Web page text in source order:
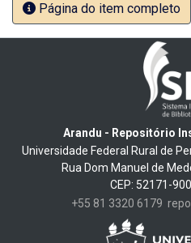
Página do item completo
Arandu - Repositório
Universidade Federal Rural de
Rua Dom Manuel de
CEP: 52171-
+55 81 3320 6179